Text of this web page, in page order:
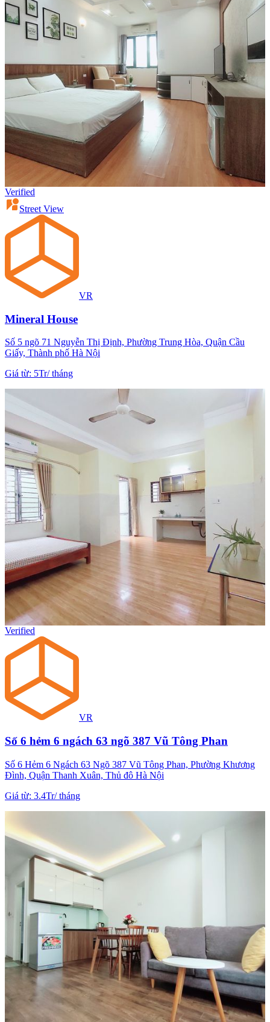
Verified
Street View
VR
Mineral House
Số 5 ngõ 71 Nguyễn Thị Định, Phường Trung Hòa, Quận Cầu
Giấy, Thành phố Hà Nội
Giá từ: 5Tr/tháng
Verified
VR
Số 6 hẻm 6 ngách 63 ngõ 387 Vũ Tông Phan
Số 6 Hẻm 6 Ngách 63 Ngõ 387 Vũ Tông Phan, Phường Khương
Đình, Quận Thanh Xuân, Thủ đô Hà Nội
Giá từ: 3.4Tr/tháng